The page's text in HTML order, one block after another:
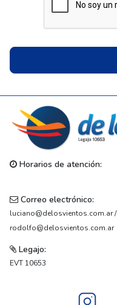
Horarios de atención:
Correo electrónico:
luciano@delosvientos.com.ar /
rodolfo@delosvientos.com.ar
Legajo:
EVT 10653